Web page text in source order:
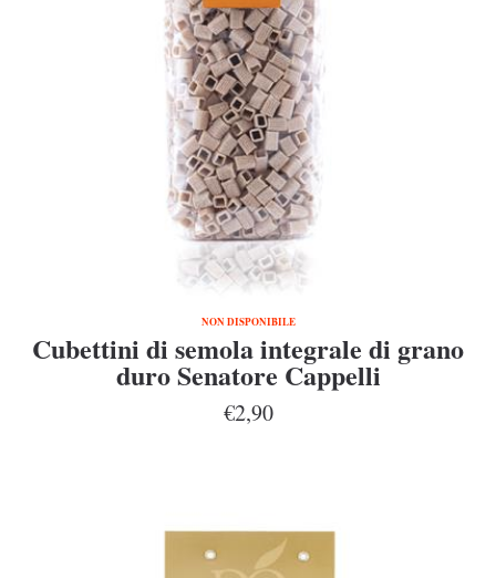
NON DISPONIBILE
Cubettini di semola integrale di grano
duro Senatore Cappelli
€2,90